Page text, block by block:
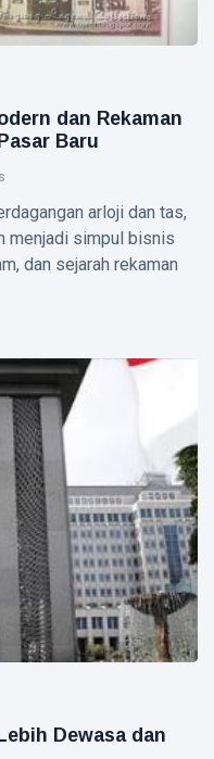
dan Rekaman
Baru
arloji dan tas,
menjadi simpul bisnis
dan sejarah rekaman
Dewasa dan